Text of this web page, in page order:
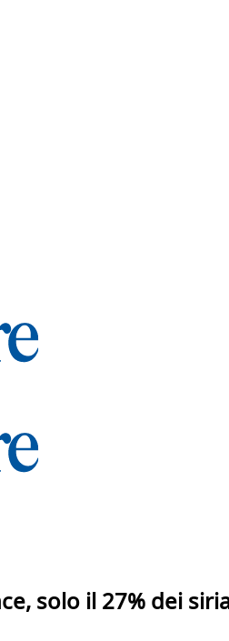
solo il 27% dei